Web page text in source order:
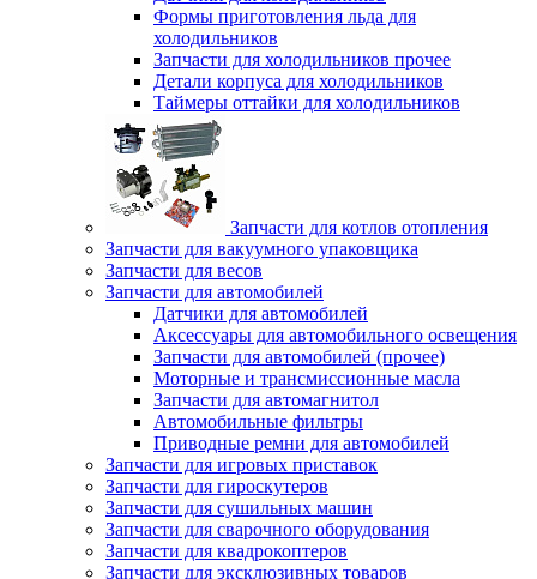
Формы приготовления льда для
холодильников
Запчасти для холодильников прочее
Детали корпуса для холодильников
Таймеры оттайки для холодильников
Запчасти для котлов отопления
Запчасти для вакуумного упаковщика
Запчасти для весов
Запчасти для автомобилей
Датчики для автомобилей
Аксессуары для автомобильного освещения
Запчасти для автомобилей (прочее)
Моторные и трансмиссионные масла
Запчасти для автомагнитол
Автомобильные фильтры
Приводные ремни для автомобилей
Запчасти для игровых приставок
Запчасти для гироскутеров
Запчасти для сушильных машин
Запчасти для сварочного оборудования
Запчасти для квадрокоптеров
Запчасти для эксклюзивных товаров